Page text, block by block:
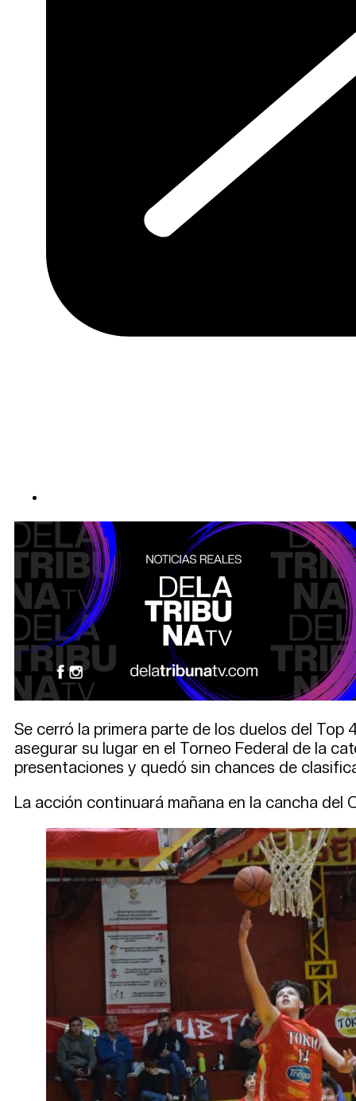
Se cerró la primera parte de los duelos del
asegurar su lugar en el Torneo Federal de la
presentaciones y quedó sin chances de
La acción continuará mañana en la cancha del